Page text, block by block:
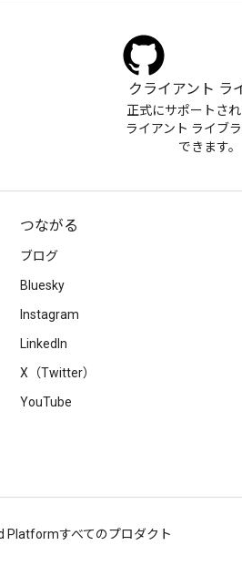
クライアント ラ
正式にサポートさ
ライアント ライブ
できます。
つながる
ブログ
Bluesky
Instagram
LinkedIn
X（Twitter）
YouTube
Platformすべてのプロダクト